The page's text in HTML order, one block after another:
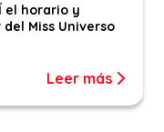
el horario y
Miss Universo
Leer más